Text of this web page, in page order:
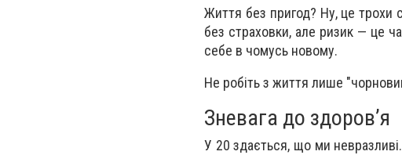
Життя без пригод? Ну, це трохи
без страховки, але ризик — це
себе в чомусь новому.
Не робіть з життя лише
Зневага до здоров’я
У 20 здається, що ми